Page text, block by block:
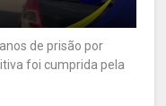
de prisão por
foi cumprida pela